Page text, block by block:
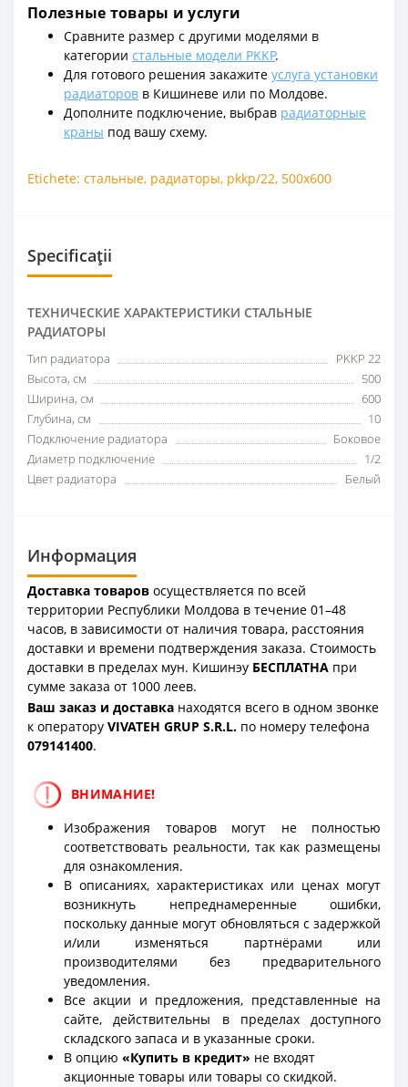
Полезные товары и услуги
Сравните размер с другими моделями в
категории стальные модели PKKP.
Для готового решения закажите услуга установки
радиаторов в Кишиневе или по Молдове.
Дополните подключение, выбрав радиаторные
краны под вашу схему.
Etichete: стальные, радиаторы, pkkp/22, 500x600
Specificații
ТЕХНИЧЕСКИЕ ХАРАКТЕРИСТИКИ СТАЛЬНЫЕ
РАДИАТОРЫ
Тип радиатора
PKKP 22
Высота, см
500
Ширина, см
600
Глубина, см
10
Подключение радиатора
Боковое
Диаметр подключение
1/2
Цвет радиатора
Белый
Информация
Доставка товаров осуществляется по всей
территории Республики Молдова в течение 01–48
часов, в зависимости от наличия товара, расстояния
доставки и времени подтверждения заказа. Стоимость
доставки в пределах мун. Кишинэу БЕСПЛАТНА при
сумме заказа от 1000 леев.
Ваш заказ и доставка находятся всего в одном звонке
к оператору VIVATEH GRUP S.R.L. по номеру телефона
079141400.
ВНИМАНИЕ!
Изображения товаров могут не полностью
соответствовать реальности, так как размещены
для ознакомления.
В описаниях, характеристиках или ценах могут
возникнуть непреднамеренные ошибки,
поскольку данные могут обновляться с задержкой
и/или изменяться партнёрами или
производителями без предварительного
уведомления.
Все акции и предложения, представленные на
сайте, действительны в пределах доступного
складского запаса и в указанные сроки.
В опцию «Купить в кредит» не входят
акционные товары или товары со скидкой.